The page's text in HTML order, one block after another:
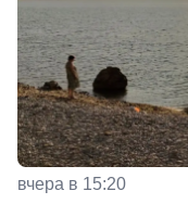
вчера в 15:20